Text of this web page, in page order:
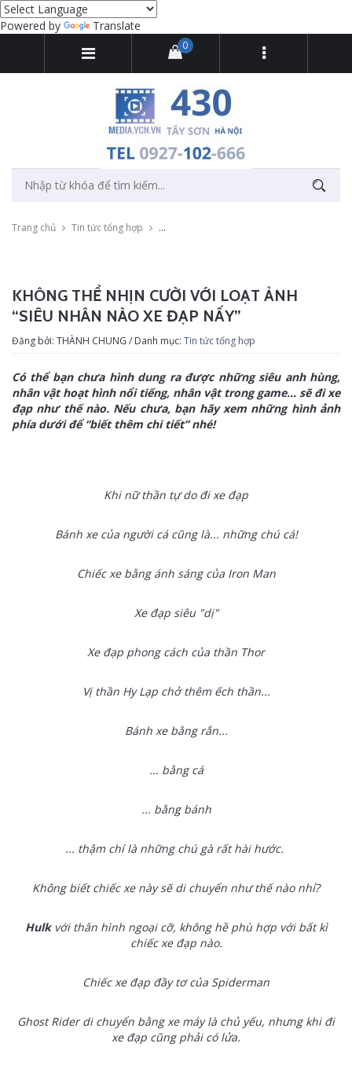
Powered by Translate
0
Trang chủ Tin tức tổng hợp Không thể nhịn cười với loạt ảnh “siêu nhân
KHÔNG THỂ NHỊN CƯỜI VỚI LOẠT ẢNH
“SIÊU NHÂN NÀO XE ĐẠP NẤY”
Đăng bởi: THÀNH CHUNG / Danh mục: Tin tức tổng hợp
Có thể bạn chưa hình dung ra được những siêu anh hùng,
nhân vật hoạt hình nổi tiếng, nhân vật trong game… sẽ đi xe
đạp như thế nào. Nếu chưa, bạn hãy xem những hình ảnh
phía dưới để “biết thêm chi tiết” nhé!
Khi nữ thần tự do đi xe đạp
Bánh xe của người cá cũng là... những chú cá!
Chiếc xe bằng ánh sáng của Iron Man
Xe đạp siêu "dị"
Xe đạp phong cách của thần Thor
Vị thần Hy Lạp chở thêm ếch thần...
Bánh xe bằng rắn...
... bằng cá
... bằng bánh
... thậm chí là những chú gà rất hài hước.
Không biết chiếc xe này sẽ di chuyển như thế nào nhỉ?
Hulkvới thân hình ngoại cỡ, không hề phù hợp với bất kì
chiếc xe đạp nào.
Chiếc xe đạp đầy tơ của Spiderman
Ghost Rider di chuyển bằng xe máy là chủ yếu, nhưng khi đi
xe đạp cũng phải có lửa.